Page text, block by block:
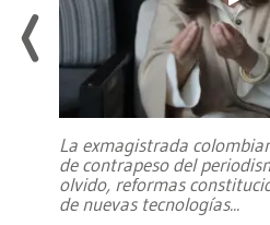
La exmagistrada
de contrapeso del
olvido, reformas
de nuevas tecnologías...